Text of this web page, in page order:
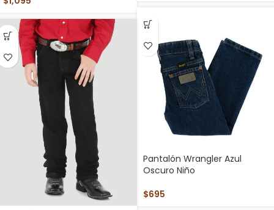
Pantalón Wrangler Azul
Oscuro Niño
$695